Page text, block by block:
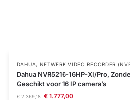
DAHUA, NETWERK VIDEO RECORDER
Dahua NVR5216-16HP-XI/Pro,
Geschikt voor 16 IP camera’s
€2.369,18 €1.777,00